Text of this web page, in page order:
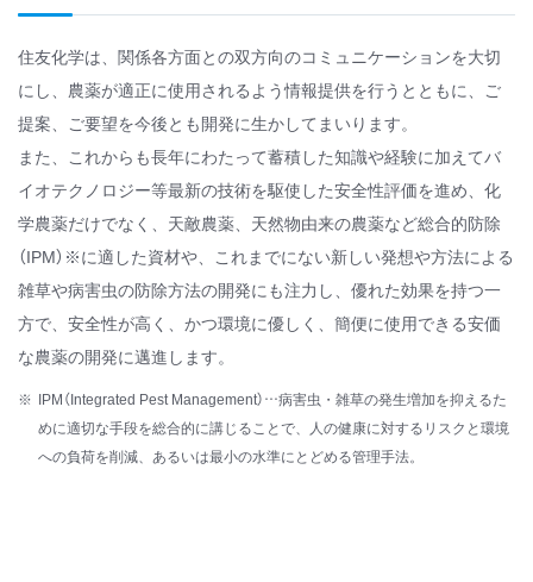
住友化学は、関係各方面との双方向のコミュニケーションを大切
にし、農薬が適正に使用されるよう情報提供を行うとともに、ご
提案、ご要望を今後とも開発に生かしてまいります。
また、これからも長年にわたって蓄積した知識や経験に加えてバ
イオテクノロジー等最新の技術を駆使した安全性評価を進め、化
学農薬だけでなく、天敵農薬、天然物由来の農薬など総合的防除
（IPM）※に適した資材や、これまでにない新しい発想や方法による
雑草や病害虫の防除方法の開発にも注力し、優れた効果を持つ一
方で、安全性が高く、かつ環境に優しく、簡便に使用できる安価
な農薬の開発に邁進します。
IPM（Integrated Pest Management）…病害虫・雑草の発生増加を抑えるた
めに適切な手段を総合的に講じることで、人の健康に対するリスクと環境
への負荷を削減、あるいは最小の水準にとどめる管理手法。